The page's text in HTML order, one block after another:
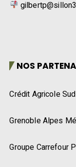
NOS
Crédit Agricole
Grenoble Alpes
Groupe Carrefour